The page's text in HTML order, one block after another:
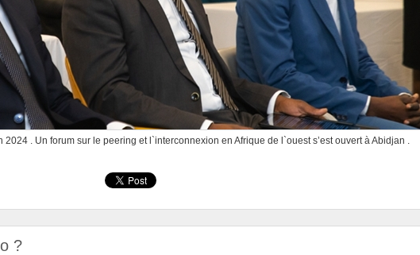
. Un forum sur le peering et l`interconnexion en Afrique de l`ouest s’est ouvert à Abidjan .
?